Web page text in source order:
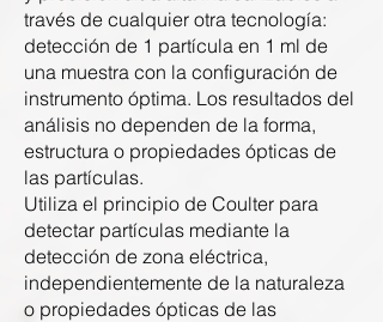
través de cualquier otra tecnología:
detección de 1 partícula en 1 ml de
una muestra con la configuración de
instrumento óptima. Los resultados del
análisis no dependen de la forma,
estructura o propiedades ópticas de
las partículas.
Utiliza el principio de Coulter para
detectar partículas mediante la
detección de zona eléctrica,
independientemente de la naturaleza
o propiedades ópticas de las